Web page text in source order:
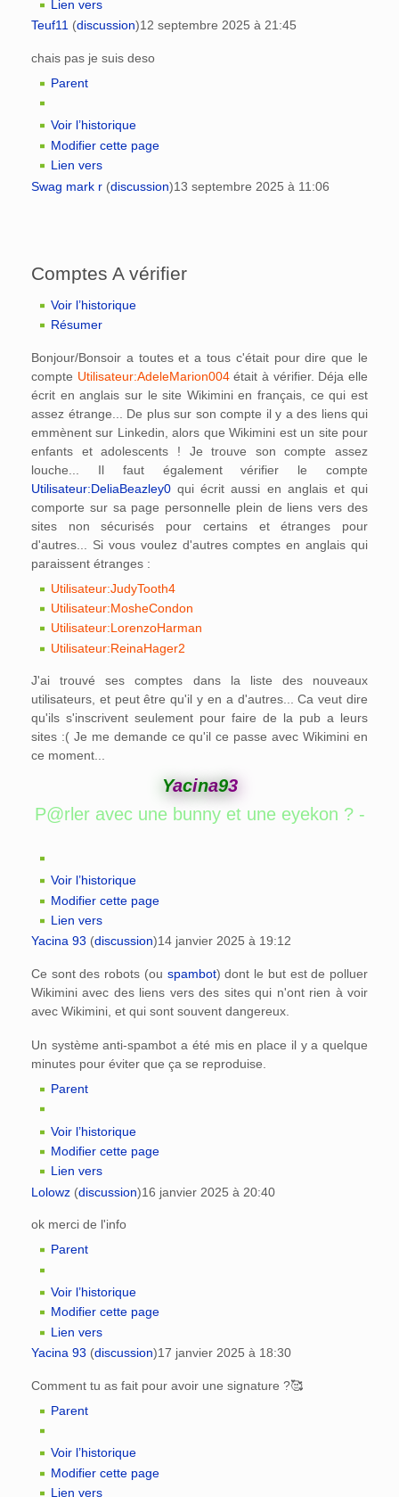
Lien vers
Teuf11 (discussion)12 septembre 2025 à 21:45
chais pas je suis deso
Parent
Voir l’historique
Modifier cette page
Lien vers
Swag mark r (discussion)13 septembre 2025 à 11:06
Comptes A vérifier
Voir l’historique
Résumer
Bonjour/Bonsoir a toutes et a tous c'était pour dire que le
compte Utilisateur:AdeleMarion004était à vérifier. Déja elle
écrit en anglais sur le site Wikimini en français, ce qui est
assez étrange... De plus sur son compte il y a des liens qui
emmènent sur Linkedin, alors que Wikimini est un site pour
enfants et adolescents ! Je trouve son compte assez
louche... Il faut également vérifier le compte
Utilisateur:DeliaBeazley0 qui écrit aussi en anglais et qui
comporte sur sa page personnelle plein de liens vers des
sites non sécurisés pour certains et étranges pour
d'autres... Si vous voulez d'autres comptes en anglais qui
paraissent étranges :
Utilisateur:JudyTooth4
Utilisateur:MosheCondon
Utilisateur:LorenzoHarman
Utilisateur:ReinaHager2
J'ai trouvé ses comptes dans la liste des nouveaux
utilisateurs, et peut être qu'il y en a d'autres... Ca veut dire
qu'ils s'inscrivent seulement pour faire de la pub a leurs
sites :( Je me demande ce qu'il ce passe avec Wikimini en
ce moment...
Yacina93
P@rler avec une bunny et une eyekon ? -
Voir l’historique
Modifier cette page
Lien vers
Yacina 93 (discussion)14 janvier 2025 à 19:12
Ce sont des robots (ou spambot) dont le but est de polluer
Wikimini avec des liens vers des sites qui n'ont rien à voir
avec Wikimini, et qui sont souvent dangereux.
Un système anti-spambot a été mis en place il y a quelque
minutes pour éviter que ça se reproduise.
Parent
Voir l’historique
Modifier cette page
Lien vers
Lolowz (discussion)16 janvier 2025 à 20:40
ok merci de l'info
Parent
Voir l’historique
Modifier cette page
Lien vers
Yacina 93 (discussion)17 janvier 2025 à 18:30
Comment tu as fait pour avoir une signature ?🥰
Parent
Voir l’historique
Modifier cette page
Lien vers